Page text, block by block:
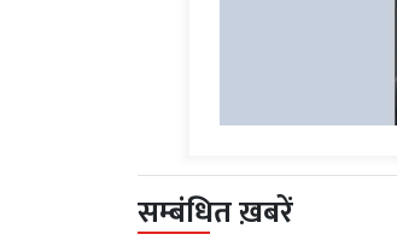
सम्बंधित ख़बरें